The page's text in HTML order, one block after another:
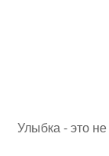
Улыбка - это